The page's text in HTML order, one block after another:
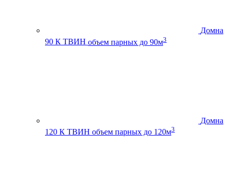
Домна
90 К ТВИН объем парных до 90м3
Домна
120 К ТВИН объем парных до 120м3